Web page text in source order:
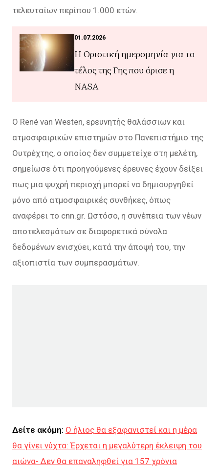
τελευταίων περίπου 1.000 ετών.
01.07.2026
Η Οριστική ημερομηνία για το
τέλος της Γης που όρισε η
NASA
Ο René van Westen, ερευνητής θαλάσσιων και
ατμοσφαιρικών επιστημών στο Πανεπιστήμιο της
Ουτρέχτης, ο οποίος δεν συμμετείχε στη μελέτη,
σημείωσε ότι προηγούμενες έρευνες έχουν δείξει
πως μια ψυχρή περιοχή μπορεί να δημιουργηθεί
μόνο από ατμοσφαιρικές συνθήκες, όπως
αναφέρει το cnn.gr. Ωστόσο, η συνέπεια των νέων
αποτελεσμάτων σε διαφορετικά σύνολα
δεδομένων ενισχύει, κατά την άποψή του, την
αξιοπιστία των συμπερασμάτων.
Δείτε ακόμη: Ο ήλιος θα εξαφανιστεί και η μέρα
θα γίνει νύχτα: Έρχεται η μεγαλύτερη έκλειψη του
αιώνα- Δεν θα επαναληφθεί για 157 χρόνια